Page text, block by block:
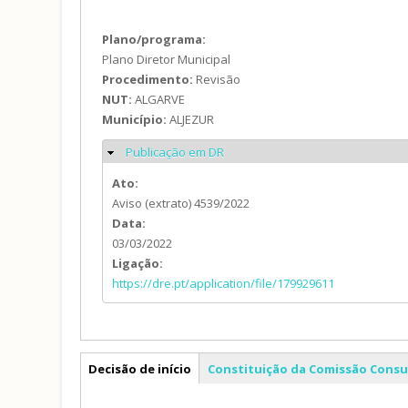
Plano/programa:
Plano Diretor Municipal
Procedimento: Revisão
NUT:ALGARVE
Município:ALJEZUR
Ocultar
Publicação em DR
Ato:
Aviso (extrato) 4539/2022
Data:
03/03/2022
Ligação:
https://dre.pt/application/file/179929611
PDM
Decisão de início Constituição da Comissão